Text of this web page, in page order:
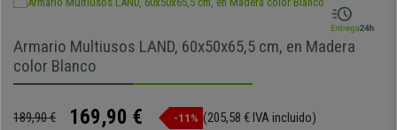
Armario Multiusos LAND, 60x50x65,5 cm, en Madera
color Blanco
189,90 € 169,90 € -11% (205,58 € IVA incluido)